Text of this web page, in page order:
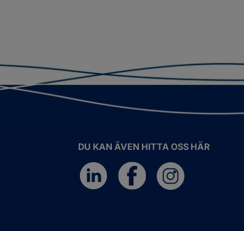
DU KAN ÄVEN HITTA OSS HÄR